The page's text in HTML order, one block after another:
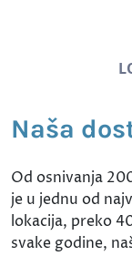
Naša
Od osnivanja
je u jednu od
lokacija, preko
svake godine,